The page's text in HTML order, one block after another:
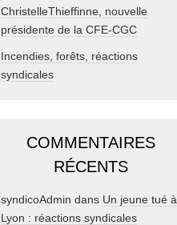
ChristelleThieffinne, nouvelle
présidente de la CFE-CGC
Incendies, forêts, réactions
syndicales
COMMENTAIRES
RÉCENTS
syndicoAdmin dans Un jeune tué à
Lyon : réactions syndicales